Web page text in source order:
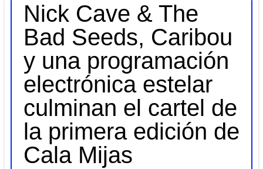
Nick Cave & The
Bad Seeds, Caribou
y una programación
electrónica estelar
culminan el cartel de
la primera edición de
Cala Mijas